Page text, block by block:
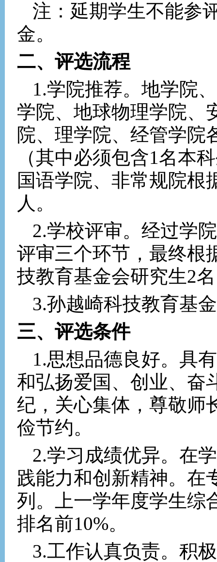
注：延期学生不能参
金。
二、评选流程
1.学院推荐。地学院
学院、地球物理学院、
院、理学院、经管学院
（其中必须包含1名本
国语学院、非常规院根
人。
2.学校评审。经过学
评审三个环节，最终根
技教育基金会研究生2
3.孙越崎科技教育基
三、评选条件
1.思想品德良好。具
和弘扬爱国、创业、奋
纪，关心集体，尊敬师
俭节约。
2.学习成绩优异。在
践能力和创新精神。在
列。上一学年度学生综
排名前10%。
3.工作认真负责。积